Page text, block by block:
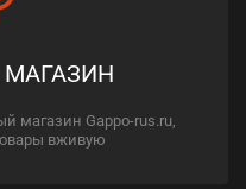
магазин Gappo-rus.ru,
вживую